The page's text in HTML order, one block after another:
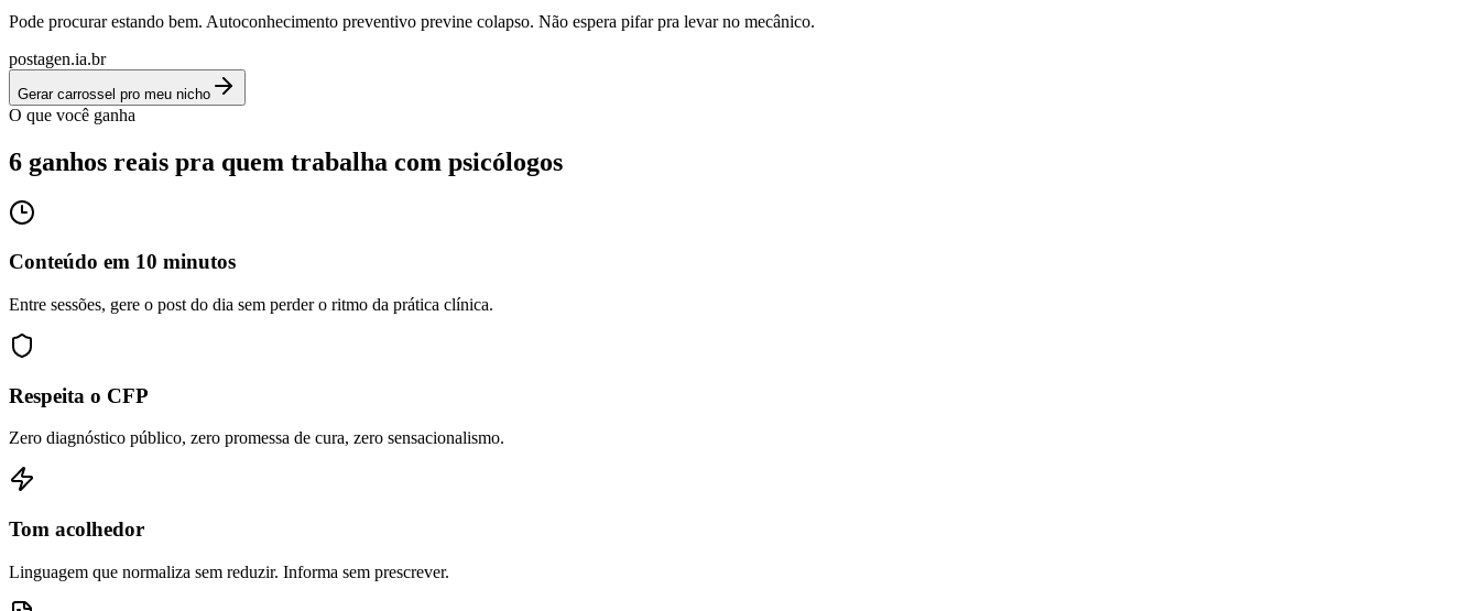
Pode procurar estando bem. Autoconhecimento preventivo previne colapso. Não espera pifar pra levar no mecânico.
postagen.ia.br
Gerar carrossel pro meu nicho
O que você ganha
6 ganhos reais pra quem trabalha com psicólogos
Conteúdo em 10 minutos
Entre sessões, gere o post do dia sem perder o ritmo da prática clínica.
Respeita o CFP
Zero diagnóstico público, zero promessa de cura, zero sensacionalismo.
Tom acolhedor
Linguagem que normaliza sem reduzir. Informa sem prescrever.